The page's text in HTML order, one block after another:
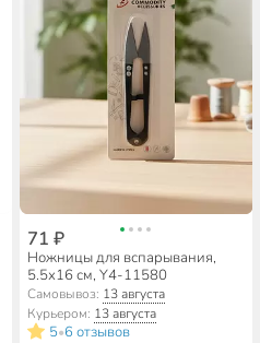
71 ₽
Ножницы для вспарывания,
5.5х16 см, Y4-11580
Самовывоз: 13 августа
Курьером: 13 августа
5•6 отзывов